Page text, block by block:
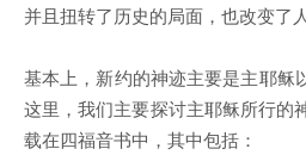
并且扭转了历史的局面，也改变了
基本上，新约的神迹主要是主耶稣
这里，我们主要探讨主耶稣所行的
载在四福音书中，其中包括：